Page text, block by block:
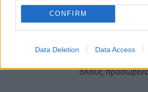
CONFIRM
Data Deletion Data Access
Προηγούμενη
Μακελειό
όλους